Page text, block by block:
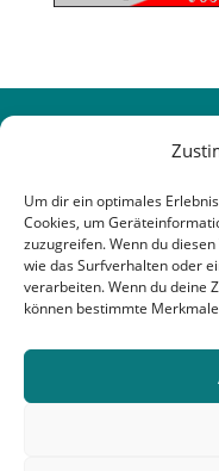
Um dir ein optimales
Cookies, um
zuzugreifen. Wenn du
wie das Surfverhalten oder
verarbeiten. Wenn du deine
können bestimmte